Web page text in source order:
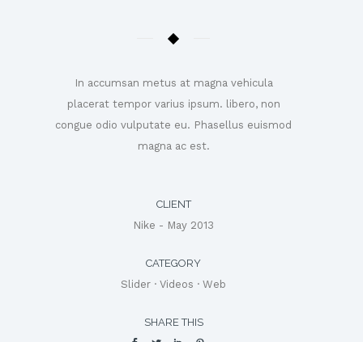
In accumsan metus at magna vehicula
placerat tempor varius ipsum. libero, non
congue odio vulputate eu. Phasellus euismod
magna ac est.
CLIENT
Nike - May 2013
CATEGORY
Slider · Videos · Web
SHARE THIS